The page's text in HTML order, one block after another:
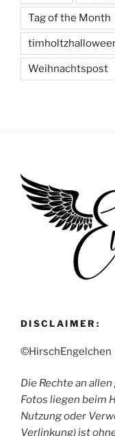
Tag of the Month
Weihnachtspost
DISCLAIMER:
©HirschEngelchen
Die Rechte an
Fotos liegen beim
Nutzung oder
Verlinkung) ist